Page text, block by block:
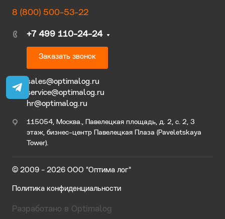
8 (800) 500-53-22
+7 499 110-24-24
Заказать звонок
sales@optimalog.ru
service@optimalog.ru
hr@optimalog.ru
115054, Москва., Павелецкая площадь, д. 2, с. 2, 3
этаж, бизнес-центр Павелецкая Плаза (Paveletskaya
Tower).
© 2009 - 2026 ООО "Оптима лог"
Политика конфиденциальности
Разработано в Optimalog